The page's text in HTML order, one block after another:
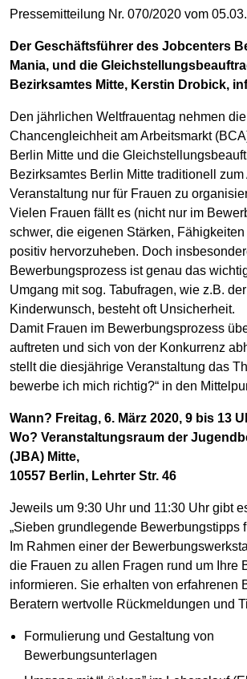
Pressemitteilung Nr. 070/2020 vom
Der Geschäftsführer des Jobcenters
Mania, und die
Bezirksamtes Mitte, Kerstin Drobick,
Den jährlichen Weltfrauentag nehmen
Chancengleichheit am Arbeitsmarkt
Berlin Mitte und die
Bezirksamtes Berlin Mitte traditionell
Veranstaltung nur für Frauen zu
Vielen Frauen fällt es (nicht nur im
schwer, die eigenen Stärken,
positiv hervorzuheben. Doch
Bewerbungsprozess ist genau das
Umgang mit sog. Tabufragen, wie z.B.
Kinderwunsch, besteht oft Unsicherheit.
Damit Frauen im Bewerbungsprozess
auftreten und sich von der Konkurrenz
stellt die diesjährige Veranstaltung das
bewerbe ich mich richtig?“ in den
Wann? Freitag, 6. März 2020, 9 bis 13
Wo? Veranstaltungsraum der
(JBA) Mitte,
10557 Berlin, Lehrter Str. 46
Jeweils um 9:30 Uhr und 11:30 Uhr gibt
„Sieben grundlegende Bewerbungstipps
Im Rahmen einer der
die Frauen zu allen Fragen rund um Ihre
informieren. Sie erhalten von erfahrenen
Beratern wertvolle Rückmeldungen und
Formulierung und Gestaltung von
Bewerbungsunterlagen